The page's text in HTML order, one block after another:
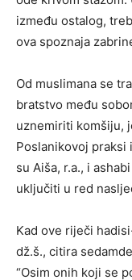
između ostalog,
ova spoznaja
Od muslimana se
bratstvo među
uznemiriti komšiju,
Poslanikovoj praksi
su Aiša, r.a., i
uključiti u red
Kad ove riječi
dž.š., citira
“Osim onih koji se